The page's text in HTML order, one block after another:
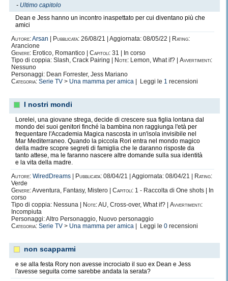
- Ultimo capitolo
Dean e Jess hanno un incontro inaspettato per cui diventano più che
amici
Autore:Arsan Pubblicata: 26/08/21 | Aggiornata: 08/05/22 |
Rating:
Arancione
Genere: Erotico, Romantico | Capitoli: 31 | In corso
Tipo di coppia: Slash, Crack Pairing |
Note: Lemon, What if? | Avvertimenti:
Nessuno
Personaggi: Dean Forrester, Jess Mariano
Categoria: Serie TV > Una mamma per amica | Leggi le 1 recensioni
I nostri mondi
Lorelei, una giovane strega, decide di crescere sua figlia lontana dal
mondo dei suoi genitori finché la bambina non raggiunga l'età per
frequentare l'Accademia Magica nascosta in un'isola invisibile nel
Mar Mediterraneo. Quando la piccola Rori entra nel mondo magico
della madre scopre segreti di famiglia che le daranno risposte da
tanto attese, ma le faranno nascere altre domande sulla sua identità
e la vita della madre.
Autore: WiredDreams Pubblicata: 08/04/21 | Aggiornata: 08/04/21 |
Rating:
Verde
Genere:Avventura, Fantasy, Mistero | Capitoli: 1 - Raccolta di One shots | In
corso
Tipo di coppia: Nessuna |
Note:AU, Cross-over, What if? | Avvertimenti:
Incompiuta
Personaggi: Altro Personaggio, Nuovo personaggio
Categoria: Serie TV > Una mamma per amica | Leggi le 0 recensioni
non scapparmi
e se alla festa Rory non avesse incrociato il suo ex Dean e Jess
l'avesse seguita come sarebbe andata la serata?